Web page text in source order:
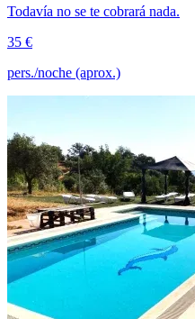
Todavía no se te cobrará nada.
35 €
pers./noche (aprox.)